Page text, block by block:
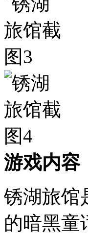
游戏内容
锈湖旅馆
的暗黑童